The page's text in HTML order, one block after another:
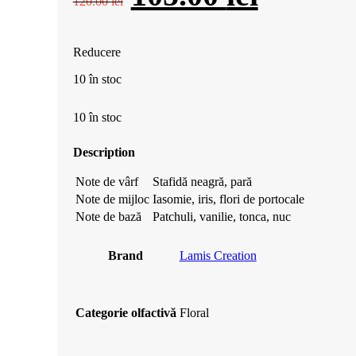
120.00 lei.
Reducere
10 în stoc
10 în stoc
Description
Note de vârf
Stafidă neagră, pară
Note de mijloc Iasomie, iris, flori de portocale
Note de bază
Patchuli, vanilie, tonca, nuc
Brand Lamis Creation
Categorie olfactivă Floral